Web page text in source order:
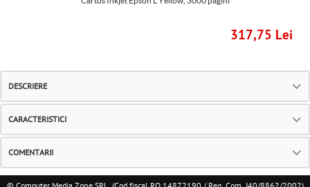
317,75 Lei
DESCRIERE
CARACTERISTICI
COMENTARII